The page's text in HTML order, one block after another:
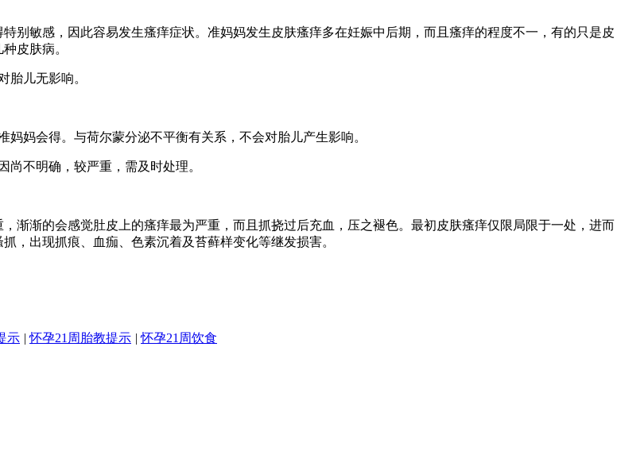
别敏感，因此容易发生瘙痒症状。准妈妈发生皮肤瘙痒多在妊娠中后期，而且瘙痒的程度不一，有的只是皮
皮肤病。
胎儿无影响。
妈会得。与荷尔蒙分泌不平衡有关系，不会对胎儿产生影响。
尚不明确，较严重，需及时处理。
渐渐的会感觉肚皮上的瘙痒最为严重，而且抓挠过后充血，压之褪色。最初皮肤瘙痒仅限局限于一处，进而
，出现抓痕、血痂、色素沉着及苔藓样变化等继发损害。
示 | 怀孕21周胎教提示 | 怀孕21周饮食